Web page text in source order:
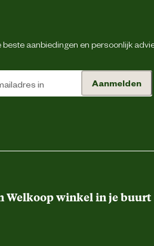
beste aanbiedingen en persoonlijk
Aanmelden
Welkoop winkel in je buurt